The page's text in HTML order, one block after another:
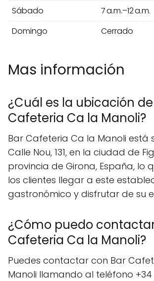
Sábado
7 a.m.–12 a.m.
Domingo
Cerrado
Mas información
¿Cuál es la ubicación
Cafeteria Ca la Manoli?
Bar Cafeteria Ca la Manoli está
Calle Nou, 131, en la ciudad de
provincia de Girona, España, lo
los clientes llegar a este
gastronómico y disfrutar de su
¿Cómo puedo
Cafeteria Ca la Manoli?
Puedes contactar con Bar
Manoli llamando al teléfono +34